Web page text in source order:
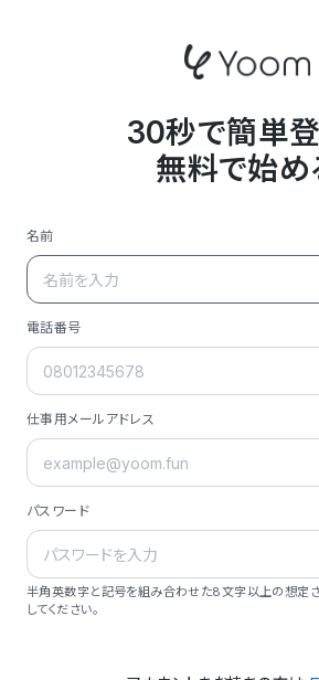
30秒で簡単登
無料で始め
名前
電話番号
仕事用メールアドレス
パスワード
半角英数字と記号を組み合わせた8文字以上の想定さ
してください。